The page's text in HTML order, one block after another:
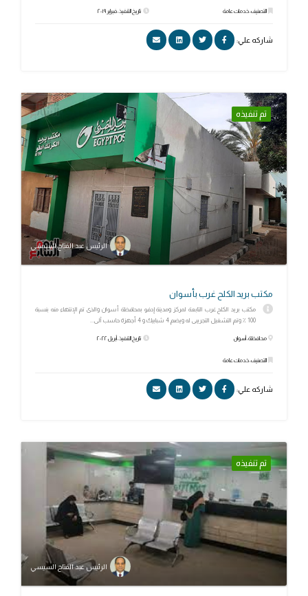
التصنيف: خدمات عامة تاريخ التنفيذ: فبراير ٢٠١٩
شاركه علي:
تم تنفيذه
الرئيس عبد الفتاح السيسي
مكتب بريد الكلح غرب بأسوان
مكتب بريد الكلح غرب التابعة لمركز ومدينة إدفو بمحافظة أسوان والذى تم الإنتهاء منه بنسبة
100 ٪ وتم التشغيل التجريبى له ويضم 4 شبابيك و 4 أجهزة حاسب آلى...
محافظة: أسوان
التصنيف: خدمات عامة
تاريخ التنفيذ: أبريل ٢٠٢٢
شاركه علي:
تم تنفيذه
الرئيس عبد الفتاح السيسي